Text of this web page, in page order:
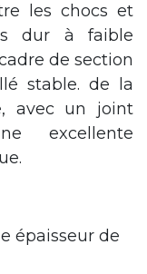
les chocs et
dur à faible
de section
stable. de la
avec un joint
excellente
épaisseur de